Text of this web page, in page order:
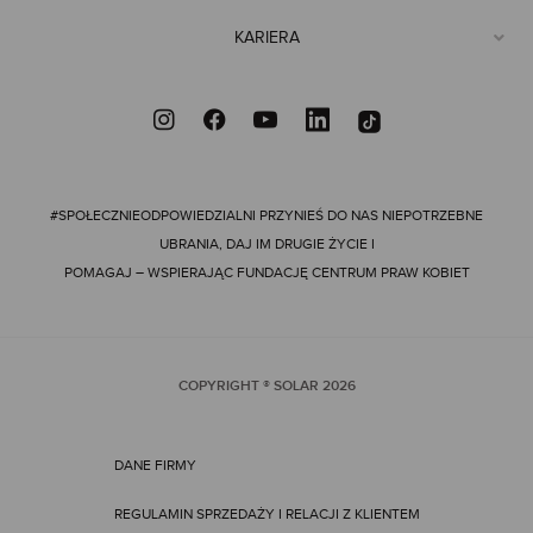
KARIERA
#SPOŁECZNIEODPOWIEDZIALNI PRZYNIEŚ DO NAS NIEPOTRZEBNE
UBRANIA, DAJ IM DRUGIE ŻYCIE I
POMAGAJ – WSPIERAJĄC FUNDACJĘ CENTRUM PRAW KOBIET
COPYRIGHT ® SOLAR 2026
DANE FIRMY
REGULAMIN SPRZEDAŻY I RELACJI Z KLIENTEM